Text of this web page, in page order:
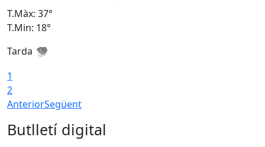
T.Màx: 37°
T.Min: 18°
Tarda
1
2
AnteriorSegüent
Butlletí digital